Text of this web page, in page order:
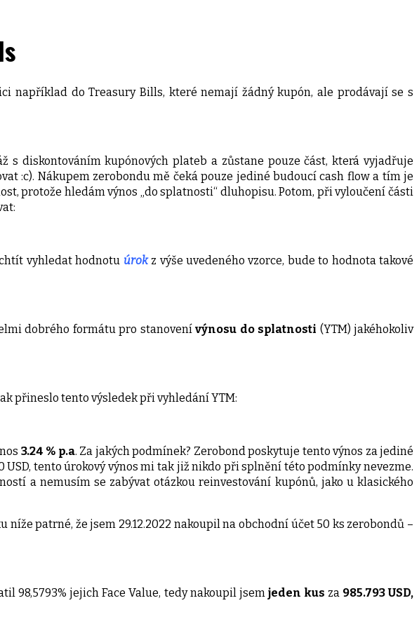
například do Treasury Bills, které nemají žádný kupón, ale prodávají se s
s diskontováním kupónových plateb a zůstane pouze část, která vyjadřuje
:c). Nákupem zerobondu mě čeká pouze jediné budoucí cash flow a tím je
protože hledám výnos „do splatnosti“ dluhopisu. Potom, při vyloučení části
vyhledat hodnotu úrokz výše uvedeného vzorce, bude to hodnota takové
dobrého formátu pro stanovenívýnosu do splatnosti (YTM) jakéhokoliv
přineslo tento výsledek při vyhledání YTM:
3.24 % p.a. Za jakých podmínek? Zerobond poskytuje tento výnos za jediné
USD, tento úrokový výnos mi tak již nikdo při splnění této podmínky nevezme.
a nemusím se zabývat otázkou reinvestování kupónů, jako u klasického
patrné, že jsem 29.12.2022 nakoupil na obchodní účet 50 ks zerobondů –
98,5793% jejich Face Value, tedy nakoupil jsem jeden kus za 985.793 USD,